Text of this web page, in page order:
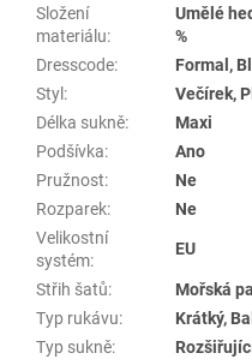
Složení
materiálu:
Umělé
%
Dresscode:
Formal,
Styl :
Večírek,
Délka sukně:
Maxi
Podšívka:
Ano
Pružnost:
Ne
Rozparek:
Ne
Velikostní
systém:
EU
Střih šatů:
Mořská
Typ rukávu:
Krátký,
Typ sukně: